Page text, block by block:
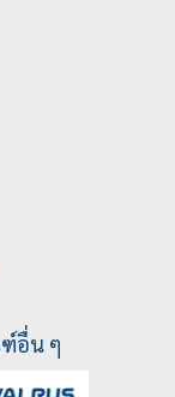
อื่น ๆ